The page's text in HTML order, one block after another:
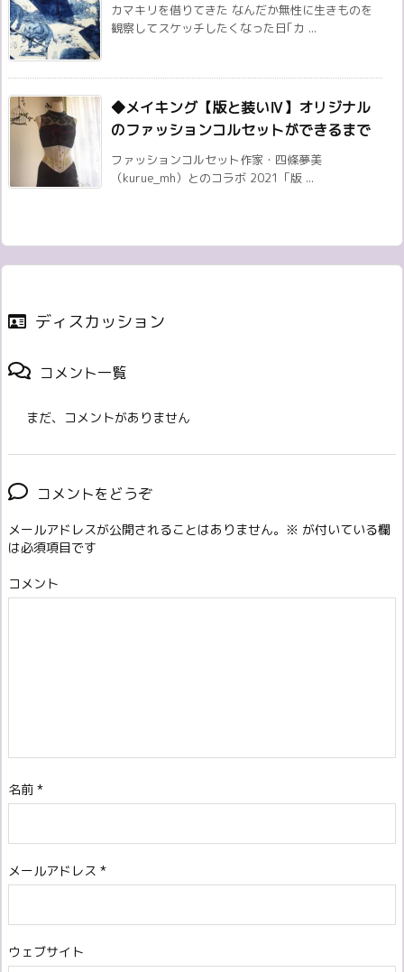
カマキリを借りてきた なんだか無性に生きものを
観察してスケッチしたくなった日｢カ ...
◆メイキング【版と装いⅣ】オリジナル
のファッションコルセットができるまで
ファッションコルセット作家・四條夢美
（kurue_mh）とのコラボ 2021「版 ...
ディスカッション
コメント一覧
まだ、コメントがありません
コメントをどうぞ
メールアドレスが公開されることはありません。 ※ が付いている欄
は必須項目です
コメント
名前 *
メールアドレス *
ウェブサイト